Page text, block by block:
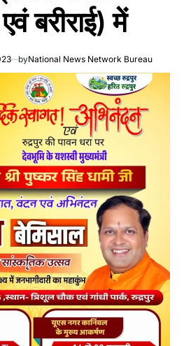
बरीराई) में
byNational News Network Bureau